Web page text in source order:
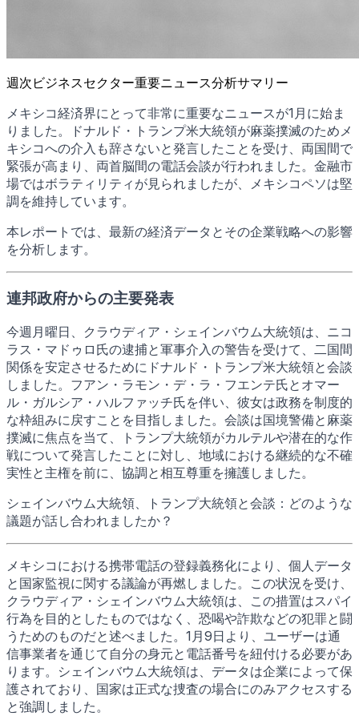
週次ビジネスセクター重要ニュース分析サマリー
メキシコ経済界にとって非常に重要なニュースが1月に始ま
りました。ドナルド・トランプ米大統領が麻薬撲滅のためメ
キシコへの介入も辞さないと発言したことを受け、両国間で
緊張が高まり、両首脳間の電話会談が行われました。金融市
場ではボラティリティが見られましたが、メキシコペソは堅
調を維持しています。
本レポートでは、最新の経済データとその企業戦略への影響
を分析します。
連邦政府からの主要発表
今週月曜日、クラウディア・シェインバウム大統領は、ニコ
ラス・マドゥロ氏の逮捕と軍事介入の警告を受けて、二国間
関係を安定させるためにドナルド・トランプ米大統領と会談
しました。フアン・ラモン・デ・ラ・フエンテ氏とオマー
ル・ガルシア・ハルファッチ氏を伴い、彼女は政務を制度的
な枠組みに戻すことを目指しました。会談は国境警備と麻薬
撲滅に焦点を当て、トランプ大統領がカルテルや潜在的な作
戦について発言したことに対し、地域における継続的な不確
実性と主権を前に、協調と相互尊重を擁護しました。
シェインバウム大統領、トランプ大統領と会談：どのような
議題が話し合われましたか？
メキシコにおける携帯電話の登録義務化により、個人データ
と国家監視に関する議論が再燃しました。この状況を受け、
クラウディア・シェインバウム大統領は、この措置はスパイ
行為を目的としたものではなく、恐喝や詐欺などの犯罪と闘
うためのものだと述べました。1月9日より、ユーザーは通
信事業者を通じて自分の身元と電話番号を紐付ける必要があ
ります。シェインバウム大統領は、データは企業によって保
護されており、国家は正式な捜査の場合にのみアクセスする
と強調しました。